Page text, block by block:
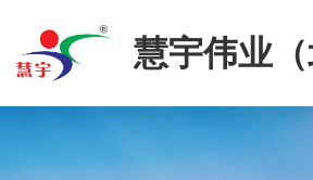
慧宇伟业
限公司